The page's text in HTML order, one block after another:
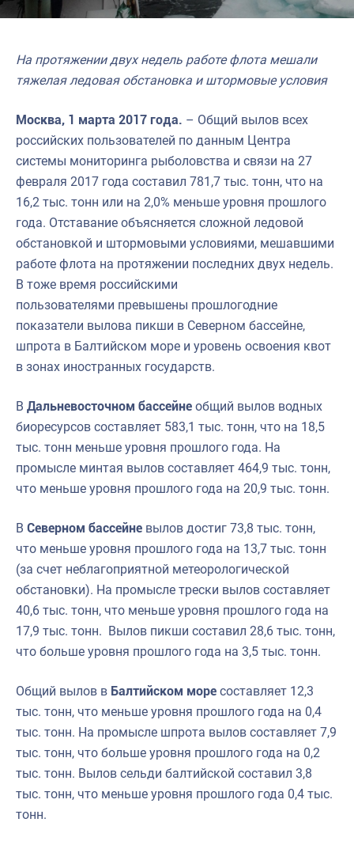
На протяжении двух недель работе флота мешали
тяжелая ледовая обстановка и штормовые условия
Москва, 1 марта 2017 года. – Общий вылов всех
российских пользователей по данным Центра
системы мониторинга рыболовства и связи на 27
февраля 2017 года составил 781,7 тыс. тонн, что на
16,2 тыс. тонн или на 2,0% меньше уровня прошлого
года. Отставание объясняется сложной ледовой
обстановкой и штормовыми условиями, мешавшими
работе флота на протяжении последних двух недель.
В тоже время российскими
пользователями превышены прошлогодние
показатели вылова пикши в Северном бассейне,
шпрота в Балтийском море и уровень освоения квот
в зонах иностранных государств.
В Дальневосточном бассейне общий вылов водных
биоресурсов составляет 583,1 тыс. тонн, что на 18,5
тыс. тонн меньше уровня прошлого года. На
промысле минтая вылов составляет 464,9 тыс. тонн,
что меньше уровня прошлого года на 20,9 тыс. тонн.
В Северном бассейне вылов достиг 73,8 тыс. тонн,
что меньше уровня прошлого года на 13,7 тыс. тонн
(за счет неблагоприятной метеорологической
обстановки). На промысле трески вылов составляет
40,6 тыс. тонн, что меньше уровня прошлого года на
17,9 тыс. тонн. Вылов пикши составил 28,6 тыс. тонн,
что больше уровня прошлого года на 3,5 тыс. тонн.
Общий вылов в Балтийском море составляет 12,3
тыс. тонн, что меньше уровня прошлого года на 0,4
тыс. тонн. На промысле шпрота вылов составляет 7,9
тыс. тонн, что больше уровня прошлого года на 0,2
тыс. тонн. Вылов сельди балтийской составил 3,8
тыс. тонн, что меньше уровня прошлого года 0,4 тыс.
тонн.